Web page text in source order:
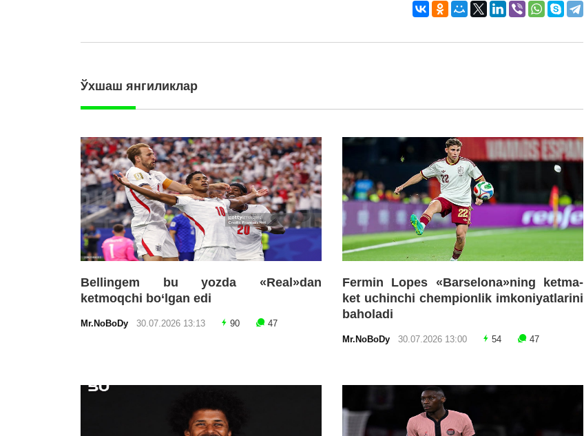
Ўхшаш янгиликлар
Bellingem bu yozda «Real»dan
ketmoqchi bo‘lgan edi
Mr.NoBoDy 30.07.2026 13:13 90 47
Fermin Lopes «Barselona»ning ketma-
ket uchinchi chempionlik imkoniyatlarini
baholadi
Mr.NoBoDy 30.07.2026 13:00 54 47